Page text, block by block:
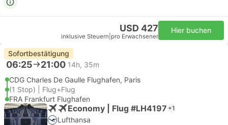
USD 427
inklusive Steuern pro Erwachsener
Hier buchen
Sofortbestätigung
06:25 21:00 14h, 35m
CDG Charles De Gaulle Flughafen, Paris
(1 Stop) | Flug+Flug
FRA Frankfurt Flughafen
Economy | Flug #LH4197 +1
Lufthansa